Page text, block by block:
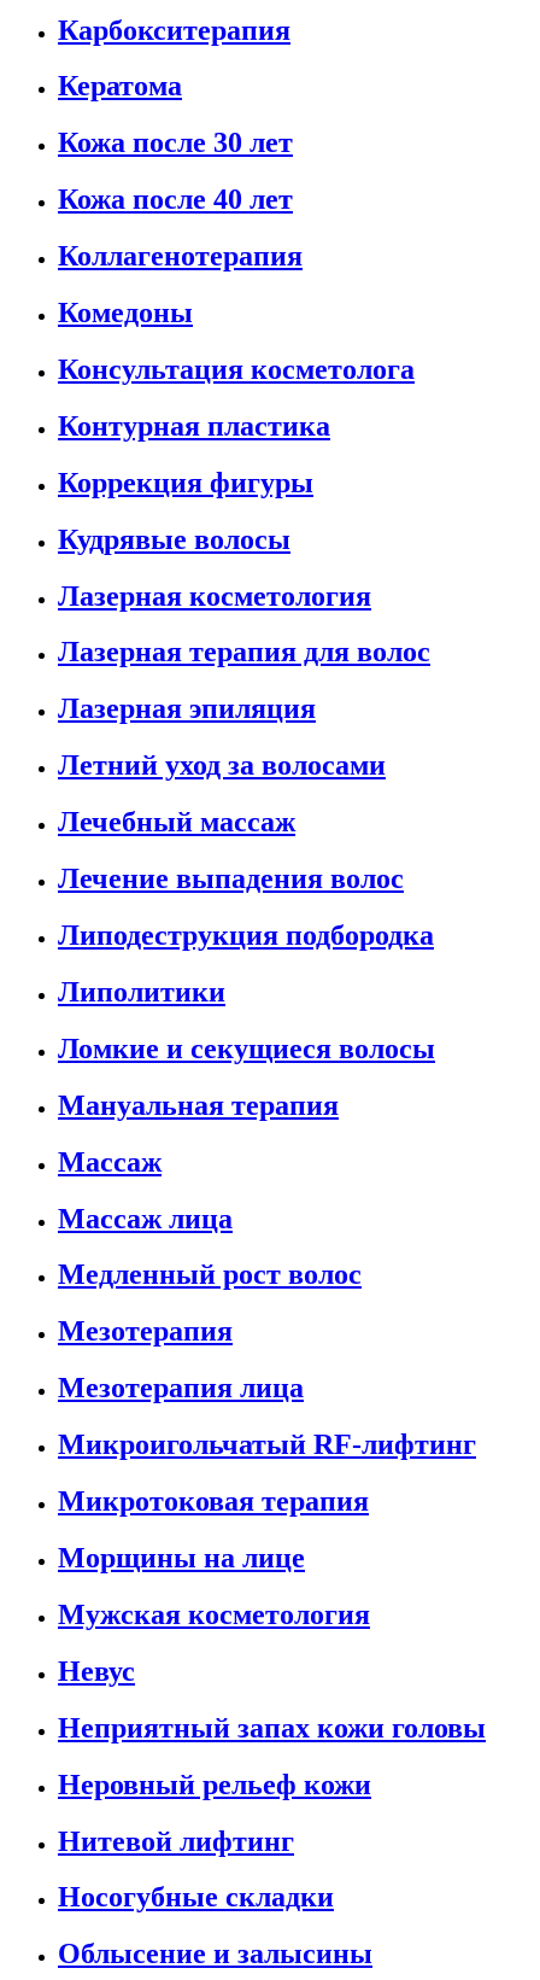
Карбокситерапия
Кератома
Кожа после 30 лет
Кожа после 40 лет
Коллагенотерапия
Комедоны
Консультация косметолога
Контурная пластика
Коррекция фигуры
Кудрявые волосы
Лазерная косметология
Лазерная терапия для волос
Лазерная эпиляция
Летний уход за волосами
Лечебный массаж
Лечение выпадения волос
Липодеструкция подбородка
Липолитики
Ломкие и секущиеся волосы
Мануальная терапия
Массаж
Массаж лица
Медленный рост волос
Мезотерапия
Мезотерапия лица
Микроигольчатый RF-лифтинг
Микротоковая терапия
Морщины на лице
Мужская косметология
Невус
Неприятный запах кожи головы
Неровный рельеф кожи
Нитевой лифтинг
Носогубные складки
Облысение и залысины